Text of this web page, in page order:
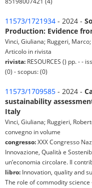
11573/1721934 - 2024 -
Production: Evidence
Vinci, Giuliana; Ruggeri,
Articolo in rivista
rivista: RESOURCES () pp. - -
(0) - scopus: (0)
11573/1709585 - 2024 -
sustainability
Italy
Vinci, Giuliana; Ruggieri,
convegno in volume
congresso:XXX Congresso
Innovazione, Qualità e
un’economia circolare. Il
libro: Innovation, quality and
The role of commodity science